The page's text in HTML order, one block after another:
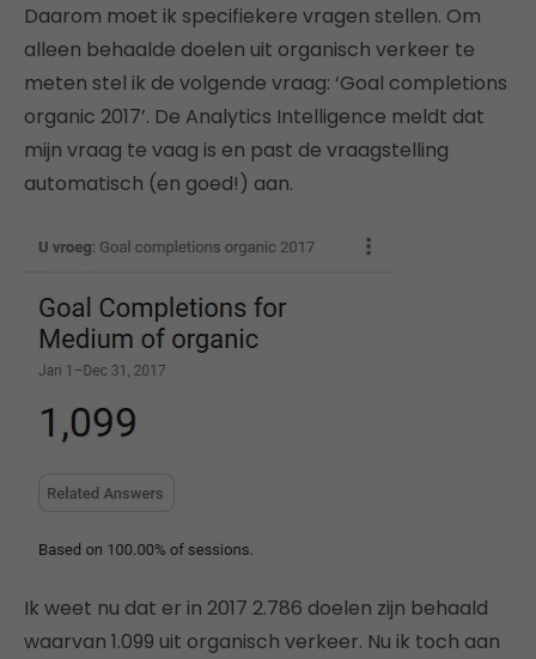
Daarom moet ik specifiekere vragen stellen. Om
alleen behaalde doelen uit organisch verkeer te
meten stel ik de volgende vraag: ‘Goal completions
organic 2017’. De Analytics Intelligence meldt dat
mijn vraag te vaag is en past de vraagstelling
automatisch (en goed!) aan.
Ik weet nu dat er in 2017 2.786 doelen zijn behaald
waarvan 1.099 uit organisch verkeer. Nu ik toch aan